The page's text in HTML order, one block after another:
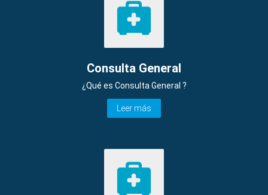
Consulta General
¿Qué es Consulta General ?
Leer más